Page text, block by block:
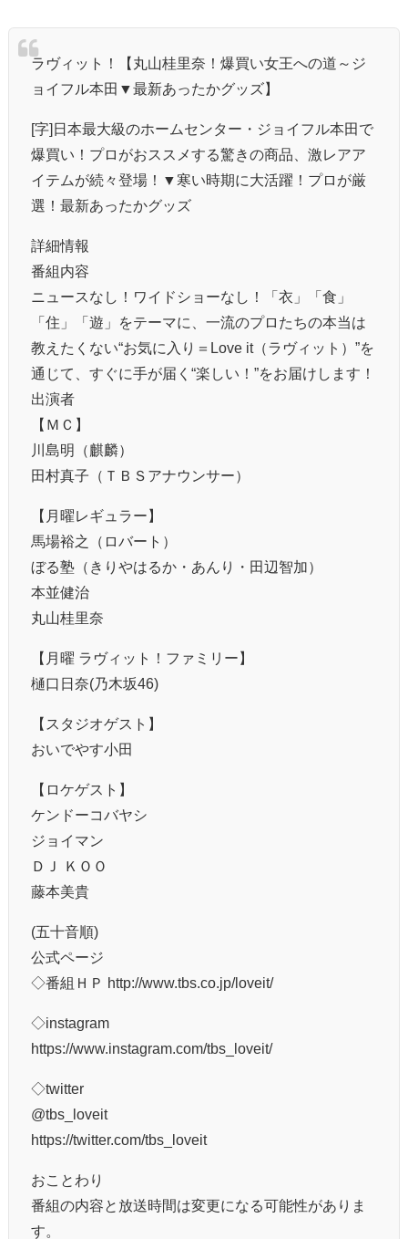
ラヴィット！【丸山桂里奈！爆買い女王への道～ジ
ョイフル本田▼最新あったかグッズ】
[字]日本最大級のホームセンター・ジョイフル本田で
爆買い！プロがおススメする驚きの商品、激レアア
イテムが続々登場！▼寒い時期に大活躍！プロが厳
選！最新あったかグッズ
詳細情報
番組内容
ニュースなし！ワイドショーなし！「衣」「食」
「住」「遊」をテーマに、一流のプロたちの本当は
教えたくない“お気に入り＝Love it（ラヴィット）”を
通じて、すぐに手が届く“楽しい！”をお届けします！
出演者
【ＭＣ】
川島明（麒麟）
田村真子（ＴＢＳアナウンサー）
【月曜レギュラー】
馬場裕之（ロバート）
ぼる塾（きりやはるか・あんり・田辺智加）
本並健治
丸山桂里奈
【月曜 ラヴィット！ファミリー】
樋口日奈(乃木坂46)
【スタジオゲスト】
おいでやす小田
【ロケゲスト】
ケンドーコバヤシ
ジョイマン
ＤＪ ＫＯＯ
藤本美貴
(五十音順)
公式ページ
◇番組ＨＰ http://www.tbs.co.jp/loveit/
◇instagram
https://www.instagram.com/tbs_loveit/
◇twitter
@tbs_loveit
https://twitter.com/tbs_loveit
おことわり
番組の内容と放送時間は変更になる可能性がありま
す。